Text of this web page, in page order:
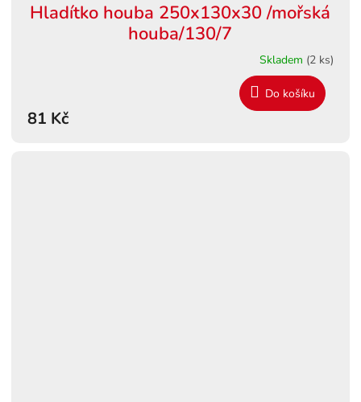
Hladítko houba 250x130x30 /mořská
houba/130/7
Skladem (2 ks)
81 Kč
Do košíku